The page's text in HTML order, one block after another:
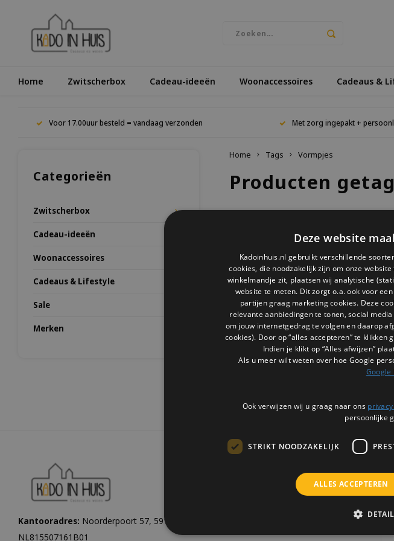
Home Zwitscherbox Cadeau-ideeën Woonaccessoires Cadeaus &
Voor 17.00uur besteld = vandaag verzonden Met zorg ingepakt +
Categorieën
Zwitscherbox
Cadeau-ideeën
Woonaccessoires
Cadeaus & Lifestyle
Sale
Merken
Home Tags Vormpjes
Producten
Geen producten gevonden!...
Kantooradres: Noorderpoort 57, 5916 PJ Venlo |
NL815507161B01
via
Deze website
Kadoinhuis.nl gebruikt verschillende
cookies, die noodzakelijk zijn om onze
winkelmandje zit, plaatsen wij analytische
website te meten. Dit zorgt o.a. ook voor
partijen graag marketing cookies. Deze
relevante aanbiedingen te tonen, social
om jouw internetgedrag te volgen en daarop
cookies). Door op “alles accepteren” te
Indien je klikt op “Alles afwijzen”
Als u meer wilt weten over hoe Google
Google
Ook verwijzen wij u graag naar ons
persoonlijke
STRIKT NOODZAKELIJK
ALLES ACCEPTEREN